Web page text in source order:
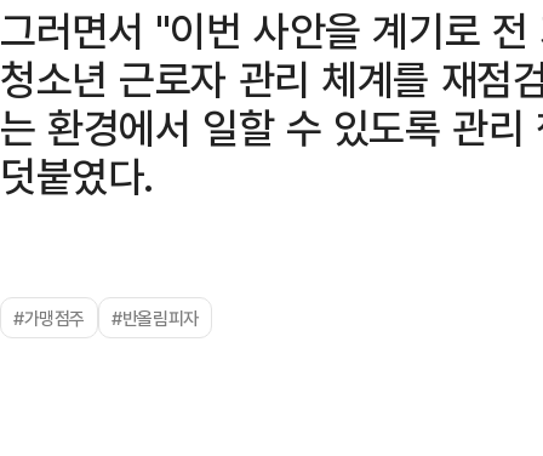
그러면서 "이번 사안을 계기로
청소년 근로자 관리 체계를 재점
는 환경에서 일할 수 있도록 관
덧붙였다.
#가맹점주 #반올림피자